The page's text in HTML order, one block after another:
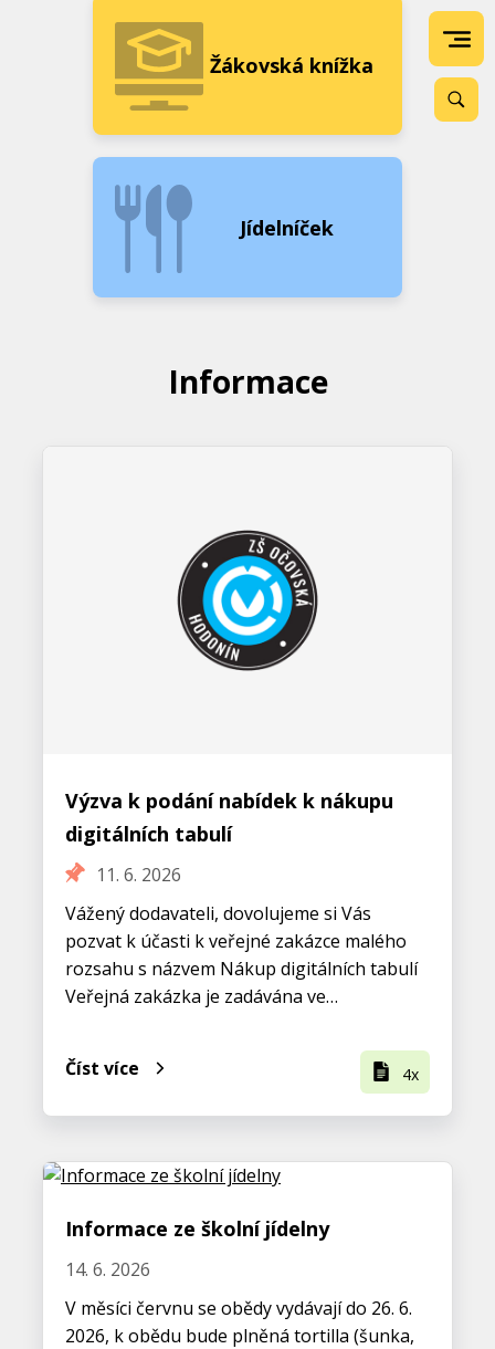
Žákovská knížka
Jídelníček
Informace
Výzva k podání nabídek k nákupu
digitálních tabulí
11. 6. 2026
Vážený dodavateli, dovolujeme si Vás
pozvat k účasti k veřejné zakázce malého
rozsahu s názvem Nákup digitálních tabulí
Veřejná zakázka je zadávána ve…
Číst více 4x
Informace ze školní jídelny
14. 6. 2026
V měsíci červnu se obědy vydávají do 26. 6.
2026, k obědu bude plněná tortilla (šunka,